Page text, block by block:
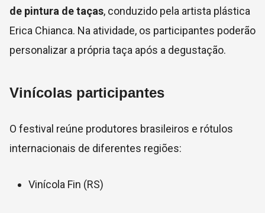
de pintura de taças, conduzido pela artista plástica
Erica Chianca. Na atividade, os participantes poderão
personalizar a própria taça após a degustação.
Vinícolas participantes
O festival reúne produtores brasileiros e rótulos
internacionais de diferentes regiões:
Vinícola Fin (RS)